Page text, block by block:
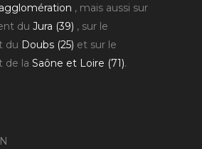
, mais aussi sur
du Jura (39) , sur le
du Doubs (25) et sur le
de la Saône et Loire (71).